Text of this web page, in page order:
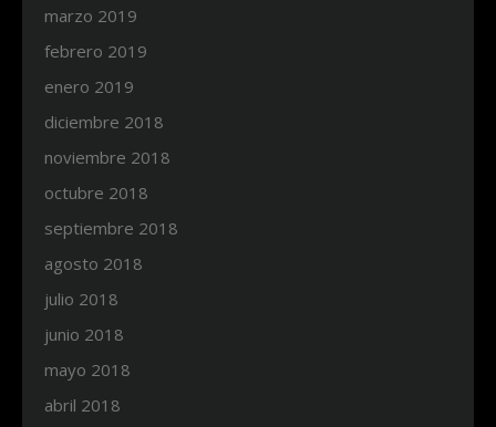
marzo 2019
febrero 2019
enero 2019
diciembre 2018
noviembre 2018
octubre 2018
septiembre 2018
agosto 2018
julio 2018
junio 2018
mayo 2018
abril 2018